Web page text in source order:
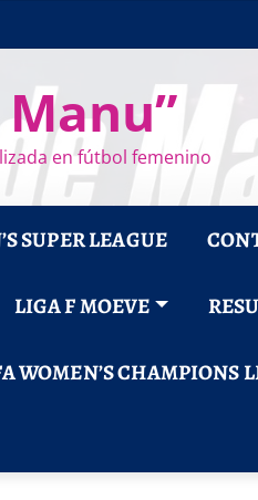
en fútbol femenino
SUPER LEAGUE
LIGA F MOEVE
WOMEN’S CHAMPIONS